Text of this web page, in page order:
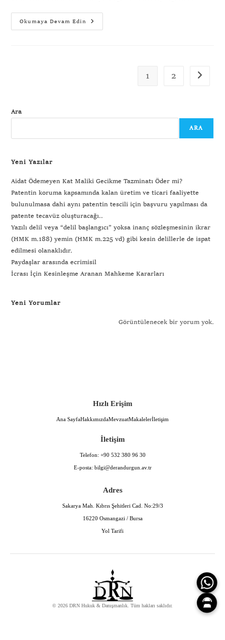
Okumaya Devam Edin
1 2
Ara
ARA
Yeni Yazılar
Aidat Ödemeyen Kat Maliki Gecikme Tazminatı Öder mi?
Patentin koruma kapsamında kalan üretim ve ticari faaliyette
bulunulmasa dahi aynı patentin tescili için başvuru yapılması da
patente tecavüz oluşturacağı..
Yazılı delil veya “delil başlangıcı” yoksa inanç sözleşmesinin ikrar
(HMK m.188) yemin (HMK m.225 vd) gibi kesin delillerle de ispat
edilmesi olanaklıdır.
Paydaşlar arasında ecrimisil
İcrası İçin Kesinleşme Aranan Mahkeme Kararları
Yeni Yorumlar
Görüntülenecek bir yorum yok.
Hızlı Erişim
Ana SayfaHakkımızdaMevzuatMakalelerİletişim
İletişim
Telefon: +90 532 380 96 30
E-posta: bilgi@derandurgun.av.tr
Adres
Sakarya Mah. Kıbrıs Şehitleri Cad. No:29/3
16220 Osmangazi / Bursa
Yol Tarifi
© 2026 DRN Hukuk & Danışmanlık. Tüm hakları saklıdır.